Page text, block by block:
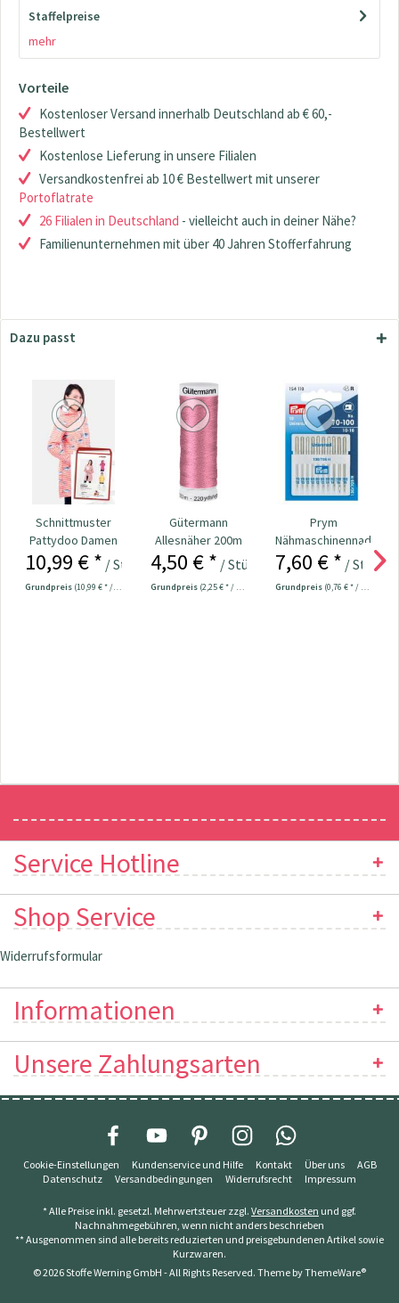
Staffelpreise
mehr
Vorteile
Kostenloser Versand innerhalb Deutschland ab € 60,-
Bestellwert
Kostenlose Lieferung in unsere Filialen
Versandkostenfrei ab 10 € Bestellwert mit unserer
Portoflatrate
26 Filialen in Deutschland - vielleicht auch in deiner Nähe?
Familienunternehmen mit über 40 Jahren Stofferfahrung
Dazu passt
Schnittmuster
Pattydoo Damen
Softshelljacke...
10,99 € * / Stück
Grundpreis (10,99 € * / 1 Stück)
Gütermann
Allesnäher 200m
Fb. 889 - dkl. rosa
4,50 € * / Stück
Grundpreis (2,25 € * / 100 Meter)
Prym
Nähmaschinennadeln
130/705
Universal...
7,60 € * / Stück
Grundpreis (0,76 € * / 1 Stück)
Service Hotline
Shop Service
Widerrufsformular
Informationen
Unsere Zahlungsarten
Cookie-Einstellungen Kundenservice und Hilfe Kontakt Über uns
AGB
Datenschutz
Versandbedingungen Widerrufsrecht Impressum
* Alle Preise inkl. gesetzl. Mehrwertsteuer zzgl. Versandkosten und ggf.
Nachnahmegebühren, wenn nicht anders beschrieben
** Ausgenommen sind alle bereits reduzierten und preisgebundenen Artikel sowie
Kurzwaren.
© 2026 Stoffe Werning GmbH - All Rights Reserved. Theme byThemeWare®